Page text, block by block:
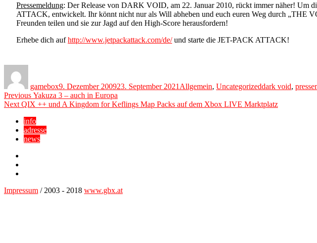
Pressemeldung: Der Release von DARK VOID, am 22. Januar 2010, rückt immer näher! Um
ATTACK, entwickelt. Ihr könnt nicht nur als Will abheben und euch euren Weg durch „THE
Freunden teilen und sie zur Jagd auf den High-Score herausfordern!
Erhebe dich aufhttp://www.jetpackattack.com/de/und starte die JET-PACK ATTACK!
gamebox9. Dezember 200923. September 2021 Allgemein, Uncategorizeddark void,
Beitragsnavigation
Previous Previous
post:
Yakuza 3 – auch in Europa
Next Next
QIX ++ und A Kingdom for Keflings Map Packs auf dem Xbox LIVE Marktplatz
info
adresse
news
Impressum / 2003 - 2018 www.gbx.at